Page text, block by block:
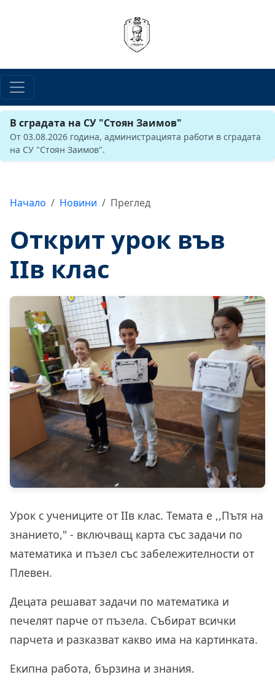
В сградата на СУ "Стоян Заимов"
От 03.08.2026 година, администрацията работи в сградата
на СУ "Стоян Заимов".
Начало Новини Преглед
Открит урок във
IIв клас
Урок с учениците от IIв клас. Темата е ,,Пътя на
знанието," - включващ карта със задачи по
математика и пъзел със забележителности от
Плевен.
Децата решават задачи по математика и
печелят парче от пъзела. Събират всички
парчета и разказват какво има на картинката.
Екипна работа, бързина и знания.